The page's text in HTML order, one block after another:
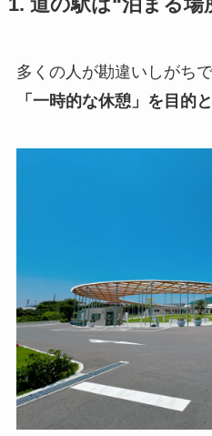
1. 道の駅は“泊まる場
多くの人が勘違いしがち
「一時的な休憩」を目的